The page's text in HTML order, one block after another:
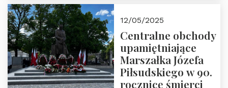
12/05/2025
Centralne obchody
upamiętniające
Marszałka Józefa
Piłsudskiego w 90.
rocznicę śmierci